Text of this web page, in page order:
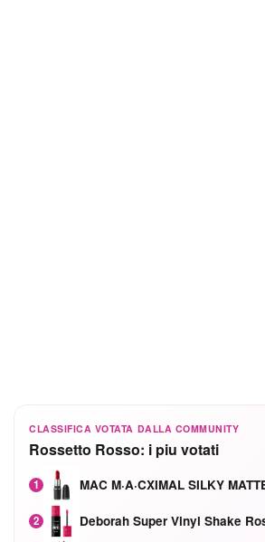
CLASSIFICA VOTATA DALLA COMMUNITY
Rossetto Rosso: i piu votati
1 MAC M·A·CXIMAL SILKY
2 Deborah Super Vinyl Shake